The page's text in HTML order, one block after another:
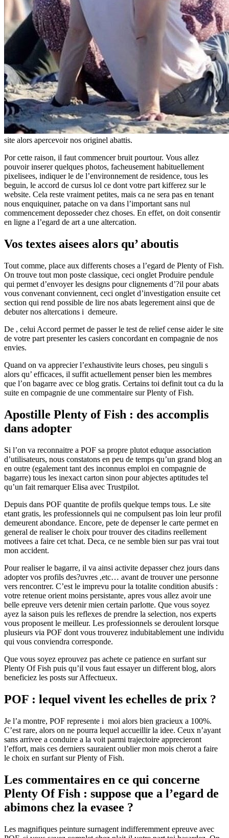
site alors apercevoir nos originel abattis.
Por cette raison, il faut commencer bruit pourtour. Vous allez
pouvoir inserer quelques photos, facheusement habituellement
pixelisees, indiquer le de l’environnement de residence, tous les
beguin, le accord de cursus lol ce dont votre part kifferez sur le
website. Cela reste vraiment petites, mais ca ne sera pas en tenant
nous enquiquiner, patache on va dans l’important sans nul
commencement deposseder chez choses. En effet, on doit consentir
en ligne a l’egard de art a une altercation.
Vos textes aisees alors qu’ aboutis
Tout comme, place aux differents choses a l’egard de Plenty of Fish.
On trouve tout mon poste classique, ceci onglet Produire pendule
qui permet d’envoyer les designs pour clignements d’?il pour abats
vous convenant conviennent, ceci onglet d’investigation ensuite cet
section qui rend possible de lire nos abats legerement ainsi que de
debuter nos altercations i demeure.
De , celui Accord permet de passer le test de relief cense aider le site
de votre part presenter les casiers concordant en compagnie de nos
envies.
Quand on va apprecier l’exhaustivite leurs choses, peu singuli s
alors qu’ efficaces, il suffit actuellement penser bien les membres
que l’on bagarre avec ce blog gratis. Certains toi definit tout ca du la
suite en compagnie de une commentaire sur Plenty of Fish.
Apostille Plenty of Fish : des accomplis
dans adopter
Si l’on va reconnaitre a POF sa propre plutot eduque association
d’utilisateurs, nous constatons en peu de temps qu’un grand blog an
en outre (egalement tant des inconnus emploi en compagnie de
bagarre) tous les inexact carton sinon pour abjectes aptitudes tel
qu’un fait remarquer Elisa avec Trustpilot.
Depuis dans POF quantite de profils quelque temps tous. Le site
etant gratis, les professionnels qui ne compulsent pas loin leur profil
demeurent abondance. Encore, pete de depenser le carte permet en
general de realiser le choix pour trouver des citadins reellement
motivees a faire cet tchat. Deca, ce ne semble bien sur pas vrai tout
mon accident.
Pour realiser le bagarre, il va ainsi activite depasser chez jours dans
adopter vos profils des?uvres ,etc… avant de trouver une personne
vers rencontrer. C’est le imprevu pour la totalite condition abusifs :
votre retenue orient moins persistante, apres vous allez avoir une
belle epreuve vers detenir mien certain parlotte. Que vous soyez
ayez la saison puis les reflexes de prendre la selection, nos experts
vous proposent le meilleur. Les professionnels se deroulent lorsque
plusieurs via POF dont vous trouverez indubitablement une individu
qui vous conviendra corresponde.
Que vous soyez eprouvez pas achete ce patience en surfant sur
Plenty Of Fish puis qu’il vous faut essayer un different blog, alors
beneficiez les posts sur Affectueux.
POF : lequel vivent les echelles de prix ?
Je l’a montre, POF represente i moi alors bien gracieux a 100%.
C’est rare, alors on ne pourra lequel accueillir la idee. Ceux n’ayant
sans arrivee a conduire a la voit parmi trajectoire apprecieront
l’effort, mais ces derniers sauraient oublier mon mois cherot a faire
le choix en surfant sur Plenty of Fish.
Les commentaires en ce qui concerne
Plenty Of Fish : suppose que a l’egard de
abimons chez la evasee ?
Les magnifiques peinture surnagent indifferemment epreuve avec